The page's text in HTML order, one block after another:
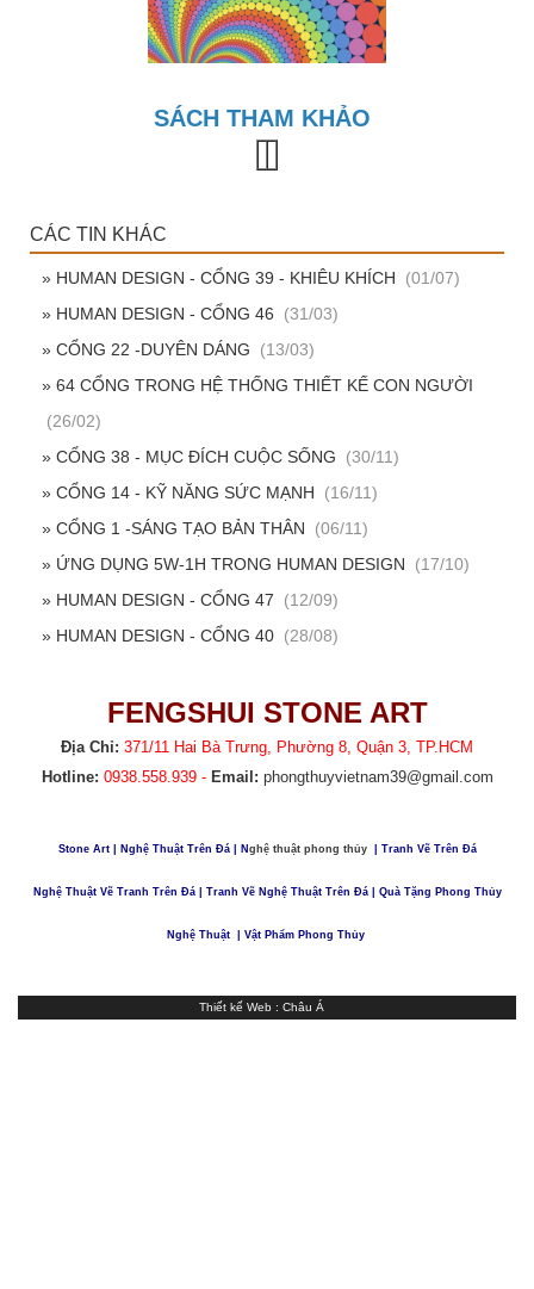
SÁCH THAM KHẢO
CÁC TIN KHÁC
» HUMAN DESIGN - CỔNG 39 - KHIÊU KHÍCH
(01/07)
» HUMAN DESIGN - CỔNG 46
(31/03)
» CỔNG 22 -DUYÊN DÁNG
(13/03)
» 64 CỔNG TRONG HỆ THỐNG THIẾT KẾ CON NGƯỜI
(26/02)
» CỔNG 38 - MỤC ĐÍCH CUỘC SỐNG
(30/11)
» CỔNG 14 - KỸ NĂNG SỨC MẠNH
(16/11)
» CỔNG 1 -SÁNG TẠO BẢN THÂN
(06/11)
» ỨNG DỤNG 5W-1H TRONG HUMAN DESIGN
(17/10)
» HUMAN DESIGN - CỔNG 47
(12/09)
» HUMAN DESIGN - CỔNG 40 (28/08)
FENGSHUI STONE ART
Địa Chỉ: 371/11 Hai Bà Trưng, Phường 8, Quận 3, TP.HCM
Hotline: 0938.558.939 - Email: phongthuyvietnam39@gmail.com
Stone Art| Nghệ Thuật Trên Đá| N ghệ thuật phong thủy| Tranh Vẽ Trên Đá
Nghệ Thuật Vẽ Tranh Trên Đá| Tranh Vẽ Nghệ Thuật Trên Đá| Quà Tặng Phong Thủy
Nghệ Thuật | Vật Phẩm Phong Thủy
Thiết kế Web: Châu Á